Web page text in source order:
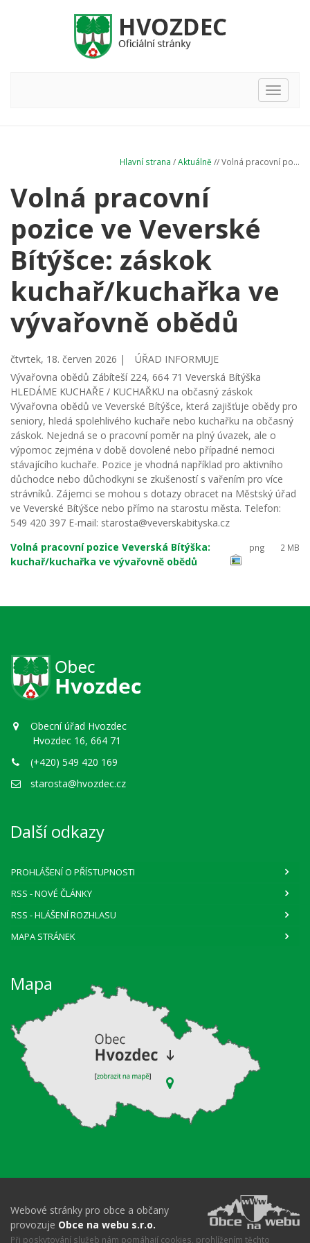
Hlavní
nabídka
Hlavní strana /Aktuálně // Volná pracovní po...
Volná pracovní
pozice ve Veverské
Bítýšce: záskok
kuchař/kuchařka ve
vývařovně obědů
čtvrtek, 18. červen 2026 |
ÚŘAD INFORMUJE
Vývařovna obědů Zábíteší 224, 664 71 Veverská Bítýška
HLEDÁME KUCHAŘE / KUCHAŘKU na občasný záskok
Vývařovna obědů ve Veverské Bítýšce, která zajišťuje obědy pro
seniory, hledá spolehlivého kuchaře nebo kuchařku na občasný
záskok. Nejedná se o pracovní poměr na plný úvazek, ale o
výpomoc zejména v době dovolené nebo případné nemoci
stávajícího kuchaře. Pozice je vhodná například pro aktivního
důchodce nebo důchodkyni se zkušeností s vařením pro více
strávníků. Zájemci se mohou s dotazy obracet na Městský úřad
ve Veverské Bítýšce nebo přímo na starostu města. Telefon:
549 420 397 E-mail: starosta@veverskabityska.cz
Volná pracovní pozice Veverská Bítýška:
kuchař/kuchařka ve vývařovně obědů
png 2 MB
Obecní úřad Hvozdec
Hvozdec 16, 664 71
(+420) 549 420 169
starosta@hvozdec.cz
Další odkazy
PROHLÁŠENÍ O PŘÍSTUPNOSTI
RSS - NOVÉ ČLÁNKY
RSS - HLÁŠENÍ ROZHLASU
MAPA STRÁNEK
Mapa
Webové stránky pro obce a občany
provozuje Obce na webu s.r.o.
Při poskytování služeb nám pomáhají cookies, prohlížením těchto